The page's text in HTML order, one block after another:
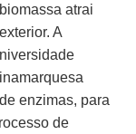
atrai
A
enzimas, para
de